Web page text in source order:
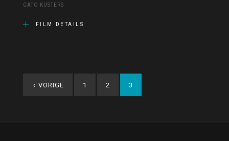
CATO KUSTERS
FILM DETAILS
‹ VORIGE 1 2 3